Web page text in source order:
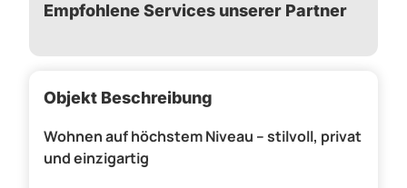
Empfohlene Services unserer Partner
Objekt Beschreibung
Wohnen auf höchstem Niveau – stilvoll, privat
und einzigartig